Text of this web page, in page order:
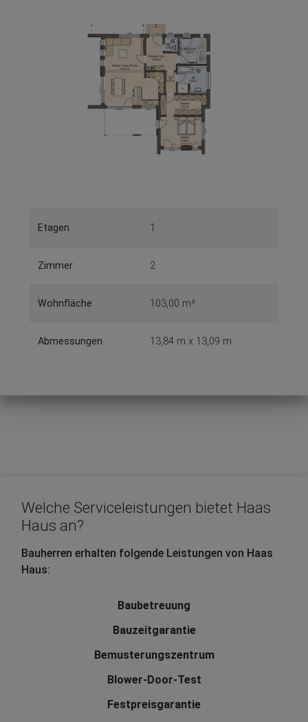
Etagen 1
Zimmer 2
Wohnfläche 103,00 m²
Abmessungen 13,84 m x 13,09 m
Welche Serviceleistungen bietet Haas
Haus an?
Bauherren erhalten folgende Leistungen von Haas
Haus:
Baubetreuung
Bauzeitgarantie
Bemusterungszentrum
Blower-Door-Test
Festpreisgarantie